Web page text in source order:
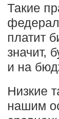
Такие
платит
значит,
и на
Низкие
нашим